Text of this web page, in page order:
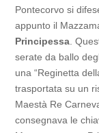
Pontecorvo si
appunto il
Principessa .
serate da ballo
una “Reginetta
trasportata su un
Maestà Re
consegnava le